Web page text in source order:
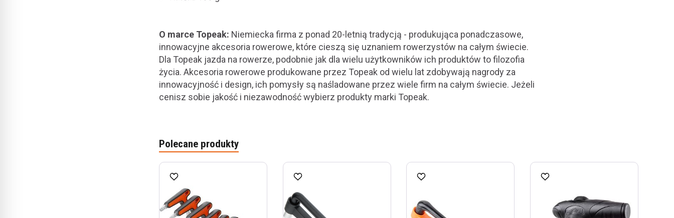
O marce Topeak: Niemiecka firma z ponad 20-letnią tradycją - produkująca ponadczasowe,
innowacyjne akcesoria rowerowe, które cieszą się uznaniem rowerzystów na całym świecie.
Dla Topeak jazda na rowerze, podobnie jak dla wielu użytkowników ich produktów to filozofia
życia. Akcesoria rowerowe produkowane przez Topeak od wielu lat zdobywają nagrody za
innowacyjność i design, ich pomysły są naśladowane przez wiele firm na całym świecie. Jeżeli
cenisz sobie jakość i niezawodność wybierz produkty marki Topeak.
Polecane produkty